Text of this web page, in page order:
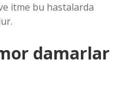
itme bu hastalarda
damarlar